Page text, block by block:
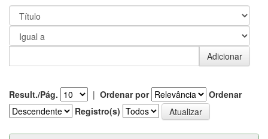
Result./Pág. | Ordenar por
Ordenar
Registro(s)